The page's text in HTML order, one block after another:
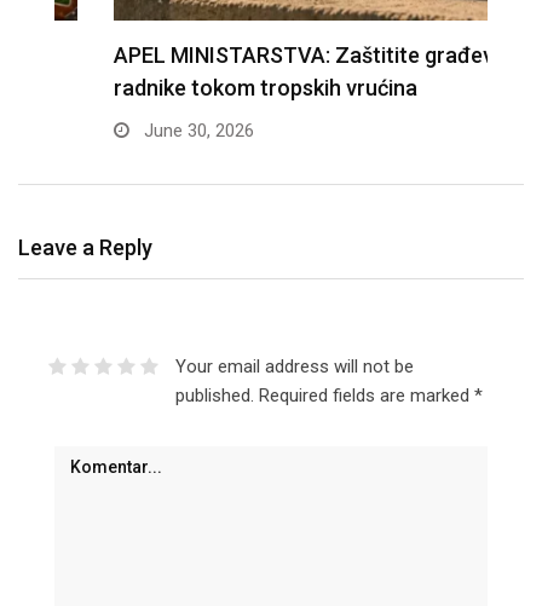
APEL MINISTARSTVA: Zaštitite građevinske
radnike tokom tropskih vrućina
June 30, 2026
Leave a Reply
Your email address will not be
published. Required fields are marked *